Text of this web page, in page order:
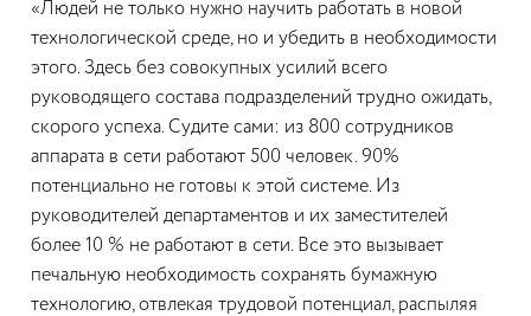
«Людей не только нужно научить работать в новой
технологической среде, но и убедить в необходимости
этого. Здесь без совокупных усилий всего
руководящего состава подразделений трудно ожидать,
скорого успеха. Судите сами: из 800 сотрудников
аппарата в сети работают 500 человек. 90%
потенциально не готовы к этой системе. Из
руководителей департаментов и их заместителей
более 10 % не работают в сети. Все это вызывает
печальную необходимость сохранять бумажную
технологию, отвлекая трудовой потенциал, распыляя